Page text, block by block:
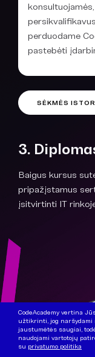
perduodame
pastebėti
SĖKMĖS
3.
Baigus kursus
pripažįstamus
įsitvirtinti IT
CodeAcademy vertina
užtikrinti, jog naršydami
jaustumėtės saugiai,
naudojami vartotojų
su privatumo politika